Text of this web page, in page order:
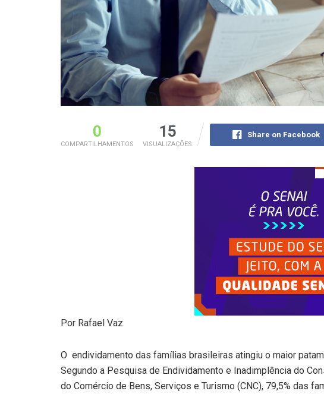
0
COMPARTILHAMENTOS
15
VISUALIZAÇÕES
Share on Facebook
Por Rafael Vaz
O endividamento das famílias brasileiras atingiu o maior
Segundo a Pesquisa de Endividamento e Inadimplência do
do Comércio de Bens, Serviços e Turismo (CNC), 79,5% das